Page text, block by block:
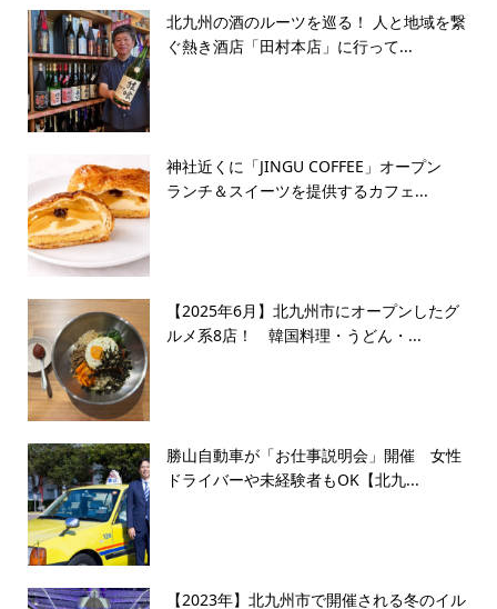
北九州の酒のルーツを巡る！ 人と地域を繋
ぐ熱き酒店「田村本店」に行って...
神社近くに「JINGU COFFEE」オープン
ランチ＆スイーツを提供するカフェ...
【2025年6月】北九州市にオープンしたグ
ルメ系8店！ 韓国料理・うどん・...
勝山自動車が「お仕事説明会」開催 女性
ドライバーや未経験者もOK【北九...
【2023年】北九州市で開催される冬のイル